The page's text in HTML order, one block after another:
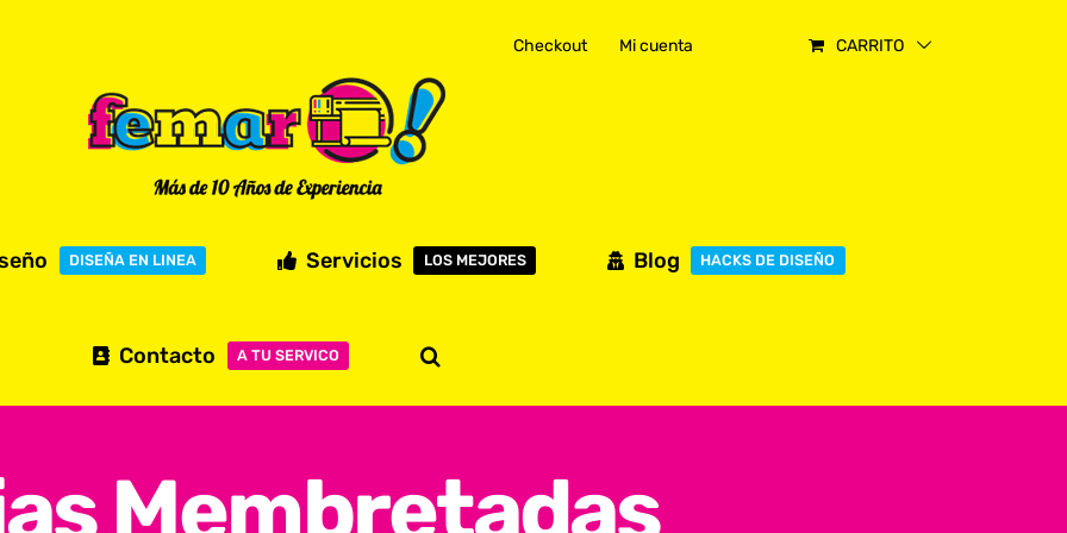
Checkout Mi cuenta CARRITO
DISEÑA EN LINEA Servicios LOS MEJORES Blog HACKS DE DISEÑO
Contacto A TU SERVICO
Membretadas